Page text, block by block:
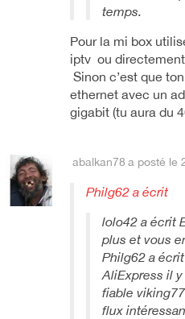
temps.
Pour la mi box
iptv ou
Sinon c’est que
ethernet avec un
gigabit (tu aura du
abalkan78 a posté le
Philg62 a écrit
lolo42 a écrit
plus et vous
Philg62 a
AliExpress il
fiable
flux